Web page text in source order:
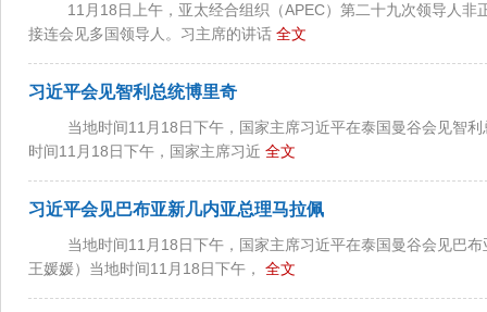
11月18日上午，亚太经合组织（APEC）第二十九次领导人
接连会见多国领导人。习主席的讲话 全文
习近平会见智利总统博里奇
当地时间11月18日下午，国家主席习近平在泰国曼谷会见智
时间11月18日下午，国家主席习近 全文
习近平会见巴布亚新几内亚总理马拉佩
当地时间11月18日下午，国家主席习近平在泰国曼谷会见巴
王媛媛）当地时间11月18日下午，
全文